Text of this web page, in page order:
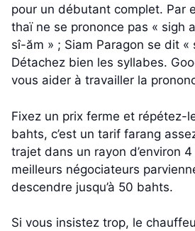
pour un débutant complet. Par
thaï ne se prononce pas « sigh
sî-ăm » ; Siam Paragon se dit
Détachez bien les syllabes.
vous aider à travailler la
Fixez un prix ferme et répétez-
bahts, c’est un tarif farang
trajet dans un rayon d’environ
meilleurs négociateurs
descendre jusqu’à 50 bahts.
Si vous insistez trop, le